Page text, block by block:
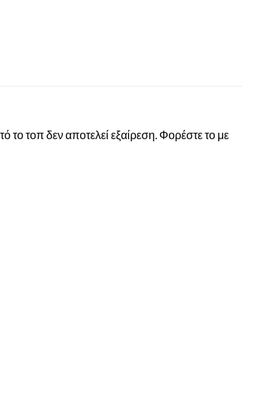
τοπ δεν αποτελεί εξαίρεση. Φορέστε το με